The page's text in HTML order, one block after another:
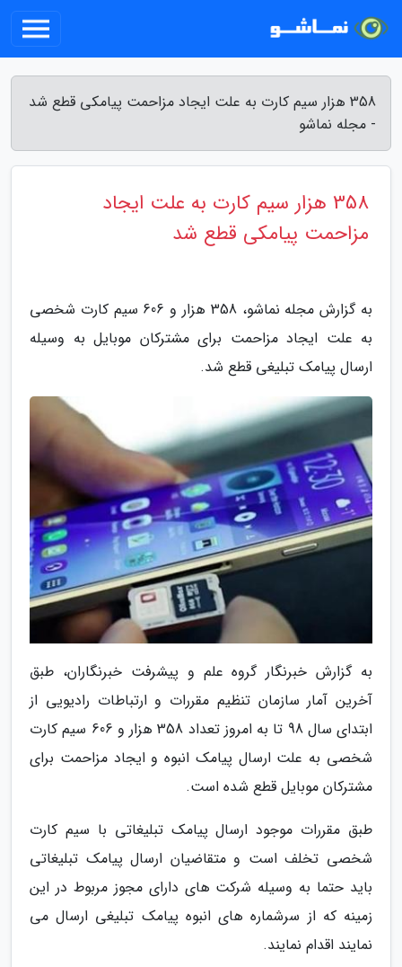
358 هزار سیم کارت به علت ایجاد مزاحمت پیامکی قطع شد
- مجله نماشو
358 هزار سیم کارت به علت ایجاد
مزاحمت پیامکی قطع شد
به گزارش مجله نماشو، 358 هزار و 606 سیم کارت شخصی
به علت ایجاد مزاحمت برای مشترکان موبایل به وسیله
ارسال پیامک تبلیغی قطع شد.
به گزارش خبرنگار گروه علم و پیشرفت خبرنگاران، طبق
آخرین آمار سازمان تنظیم مقررات و ارتباطات رادیویی از
ابتدای سال 98 تا به امروز تعداد 358 هزار و 606 سیم کارت
شخصی به علت ارسال پیامک انبوه و ایجاد مزاحمت برای
مشترکان موبایل قطع شده است.
طبق مقررات موجود ارسال پیامک تبلیغاتی با سیم کارت
شخصی تخلف است و متقاضیان ارسال پیامک تبلیغاتی
باید حتما به وسیله شرکت های دارای مجوز مربوط در این
زمینه که از سرشماره های انبوه پیامک تبلیغی ارسال می
نمایند اقدام نمایند.